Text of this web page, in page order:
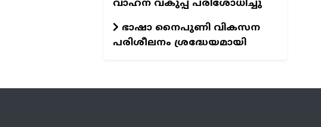
വാഹന വകുപ്പ് പരിശോധിച്ചു
ഭാഷാ നൈപുണി വികസന
പരിശീലനം ശ്രദ്ധേയമായി